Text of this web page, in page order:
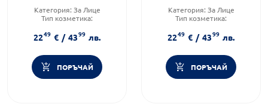
Категория: За Лице
Тип козметика:
Тип продукт:Крем
2249 € / 4399 лв.
ПОРЪЧАЙ
Категория: За Лице
Тип козметика:
Тип продукт:Крем
2249 € / 4399 лв.
ПОРЪЧАЙ